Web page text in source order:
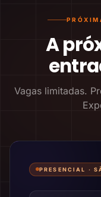
A
Vagas limitadas.
PRESENCIAL ·